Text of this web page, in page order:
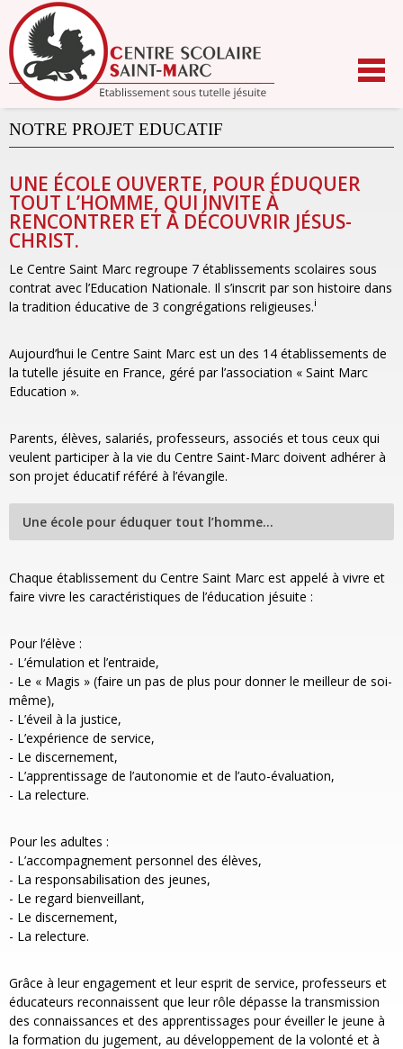
contenu.
|
Aller
à
la
navigation
NOTRE PROJET EDUCATIF
UNE ÉCOLE OUVERTE, POUR ÉDUQUER
TOUT L’HOMME, QUI INVITE À
RENCONTRER ET À DÉCOUVRIR JÉSUS-
CHRIST.
Le Centre Saint Marc regroupe 7 établissements scolaires sous
contrat avec l’Education Nationale. Il s’inscrit par son histoire dans
la tradition éducative de 3 congrégations religieuses.i
Aujourd’hui le Centre Saint Marc est un des 14 établissements de
la tutelle jésuite en France, géré par l’association « Saint Marc
Education ».
Parents, élèves, salariés, professeurs, associés et tous ceux qui
veulent participer à la vie du Centre Saint-Marc doivent adhérer à
son projet éducatif référé à l’évangile.
Une école pour éduquer tout l’homme…
Chaque établissement du Centre Saint Marc est appelé à vivre et
faire vivre les caractéristiques de l’éducation jésuite :
Pour l’élève :
- L’émulation et l’entraide,
- Le « Magis » (faire un pas de plus pour donner le meilleur de soi-
même),
- L’éveil à la justice,
- L’expérience de service,
- Le discernement,
- L’apprentissage de l’autonomie et de l’auto-évaluation,
- La relecture.
Pour les adultes :
- L’accompagnement personnel des élèves,
- La responsabilisation des jeunes,
- Le regard bienveillant,
- Le discernement,
- La relecture.
Grâce à leur engagement et leur esprit de service, professeurs et
éducateurs reconnaissent que leur rôle dépasse la transmission
des connaissances et des apprentissages pour éveiller le jeune à
la formation du jugement, au développement de la volonté et à